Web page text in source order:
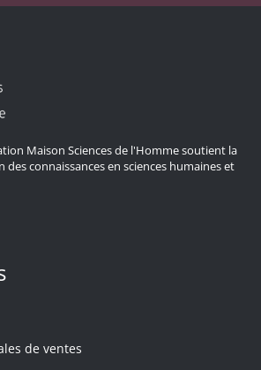
Maison Sciences de l'Homme soutient la
des connaissances en sciences humaines et
de ventes